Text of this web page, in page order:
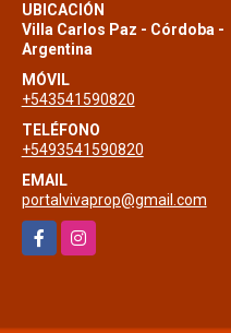
UBICACIÓN
Villa Carlos Paz - Córdoba -
Argentina
MÓVIL
+543541590820
TELÉFONO
+5493541590820
EMAIL
portalvivaprop@gmail.com
FacebookInstagram